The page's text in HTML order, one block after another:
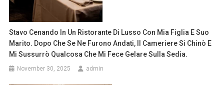
Stavo Cenando In Un Ristorante Di Lusso Con Mia Figlia E Suo
Marito. Dopo Che Se Ne Furono Andati, Il Cameriere Si Chinò E
Mi Sussurrò Qualcosa Che Mi Fece Gelare Sulla Sedia.
November 30, 2025 admin